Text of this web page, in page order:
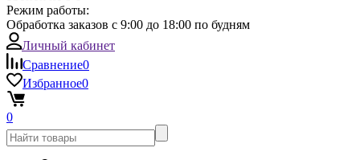
Режим работы:
Обработка заказов с 9:00 до 18:00 по будням
Личный кабинет
Сравнение0
Избранное0
0